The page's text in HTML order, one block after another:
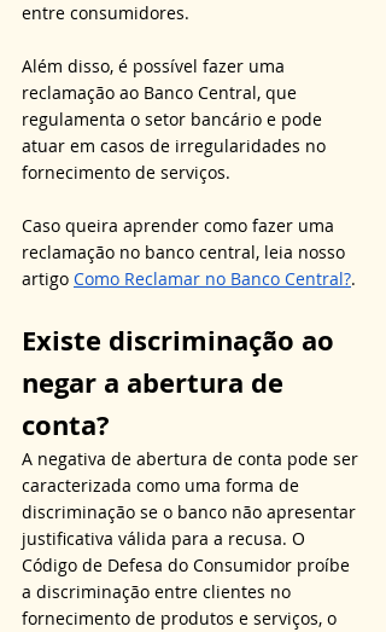
entre consumidores.
Além disso, é possível fazer uma
reclamação ao Banco Central, que
regulamenta o setor bancário e pode
atuar em casos de irregularidades no
fornecimento de serviços.
Caso queira aprender como fazer uma
reclamação no banco central, leia nosso
artigo Como Reclamar no Banco Central?.
Existe discriminação ao
negar a abertura de
conta?
A negativa de abertura de conta pode ser
caracterizada como uma forma de
discriminação se o banco não apresentar
justificativa válida para a recusa. O
Código de Defesa do Consumidor proíbe
a discriminação entre clientes no
fornecimento de produtos e serviços, o